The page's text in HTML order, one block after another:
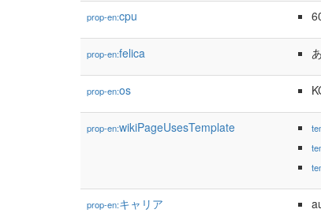
prop-en:cpu
prop-en:felica
prop-en:os
prop-en:wikiPageUsesTemplate
prop-en:キャリア